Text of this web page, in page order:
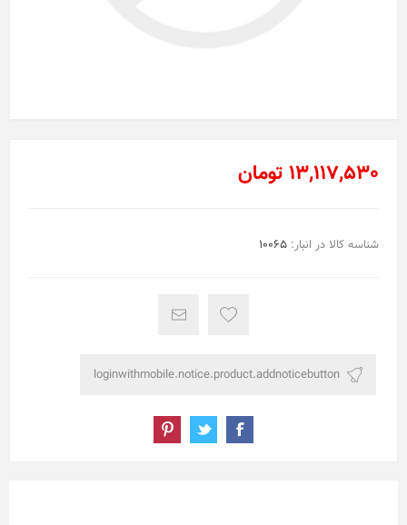
13,117,530 تومان
شناسه کالا در انبار: 10065